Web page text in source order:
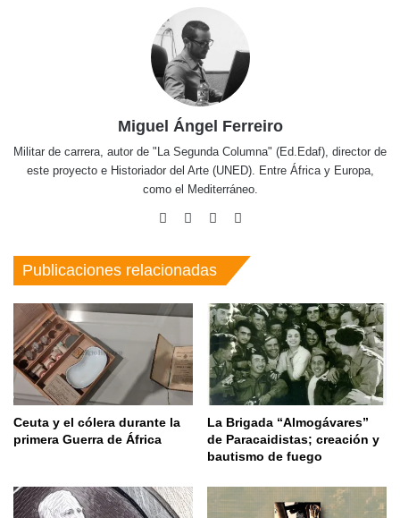
Miguel Ángel Ferreiro
Militar de carrera, autor de "La Segunda Columna" (Ed.Edaf), director de
este proyecto e Historiador del Arte (UNED). Entre África y Europa,
como el Mediterráneo.
Facebook
X Pinterest
Publicaciones relacionadas
Ceuta y el cólera durante la
primera Guerra de África
La Brigada “Almogávares”
de Paracaidistas; creación y
bautismo de fuego